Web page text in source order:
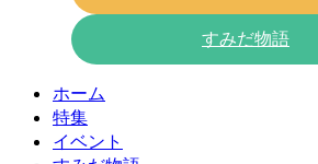
すみだ物語
ホーム
特集
イベント